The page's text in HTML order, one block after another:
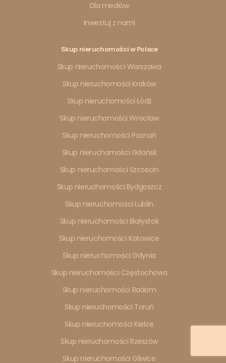
Dla mediów
Inwestuj z nami
Skup nieruchomości w Polsce
Skup nieruchomości Warszawa
Skup nieruchomości Kraków
Skup nieruchomości Łódź
Skup nieruchomości Wrocław
Skup nieruchomości Poznań
Skup nieruchomości Gdańsk
Skup nieruchomości Szczecin
Skup nieruchomości Bydgoszcz
Skup nieruchomości Lublin
Skup nieruchomości Białystok
Skup nieruchomości Katowice
Skup nieruchomości Gdynia
Skup nieruchomości Częstochowa
Skup nieruchomości Radom
Skup nieruchomości Toruń
Skup nieruchomości Kielce
Skup nieruchomości Rzeszów
Skup nieruchomości Gliwice